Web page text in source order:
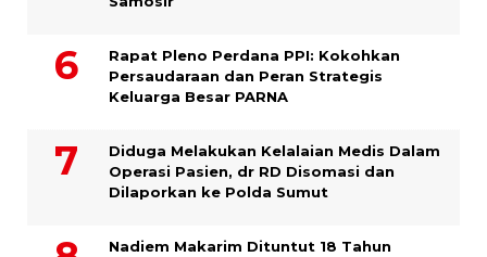
Rapat Pleno Perdana PPI: Kokohkan
Persaudaraan dan Peran Strategis
Keluarga Besar PARNA
Diduga Melakukan Kelalaian Medis Dalam
Operasi Pasien, dr RD Disomasi dan
Dilaporkan ke Polda Sumut
​Nadiem Makarim Dituntut 18 Tahun